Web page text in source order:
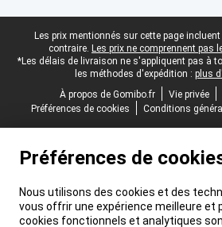
Pied-de-page légal
Les prix mentionnés sur cette page
contraire. Les prix ne comprennent pas
*Les délais de livraison ne s'appliquent pas à
les méthodes d'expédition : plus
À propos de Gomibo.fr
Vie privée
Préférences de cookies
Conditions
Préférences de
Nous utilisons des cookies et des
vous offrir une expérience meilleure et
cookies fonctionnels et analytiques